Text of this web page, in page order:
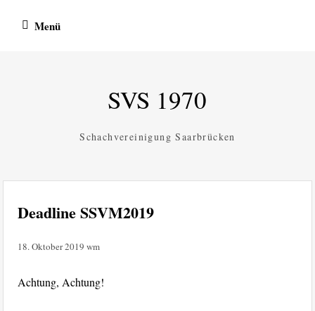
Inhalt Menü
SVS 1970
Schachvereinigung Saarbrücken
Deadline SSVM2019
18. Oktober 2019 wm
Achtung, Achtung!